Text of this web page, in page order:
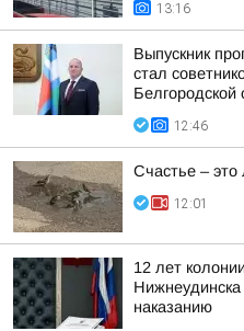
13:16
Выпускник
стал
Белгородской
12:46
Счастье – это
12:01
12 лет
Нижнеудинска
наказанию